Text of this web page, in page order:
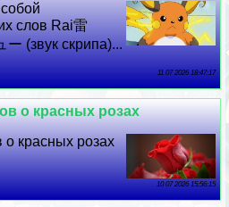
слов Rai雷
(звук скрипа)...
11 07 2026 18:47:17
о красных розах
о красных розах
10 07 2026 15:56:15